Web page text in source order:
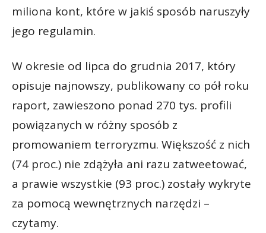
miliona kont, które w jakiś sposób naruszyły
jego regulamin.
W okresie od lipca do grudnia 2017, który
opisuje najnowszy, publikowany co pół roku
raport, zawieszono ponad 270 tys. profili
powiązanych w różny sposób z
promowaniem terroryzmu. Większość z nich
(74 proc.) nie zdążyła ani razu zatweetować,
a prawie wszystkie (93 proc.) zostały wykryte
za pomocą wewnętrznych narzędzi –
czytamy.